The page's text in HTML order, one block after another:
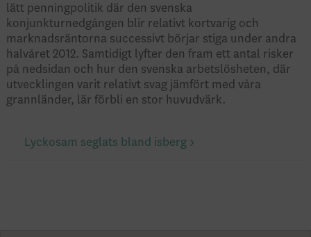
lätt penningpolitik där den svenska
konjunkturnedgången blir relativt kortvarig och
marknadsräntorna successivt börjar stiga under andra
halvåret 2012. Samtidigt lyfter den fram ett antal risker
på nedsidan och hur den svenska arbetslösheten, där
utvecklingen varit relativt svag jämfört med våra
grannländer, lär förbli en stor huvudvärk.
Lyckosam seglats bland isberg